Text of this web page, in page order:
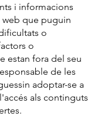
i informacions
que puguin
o
o
estan fora del seu
de les
adoptar-se a
als continguts